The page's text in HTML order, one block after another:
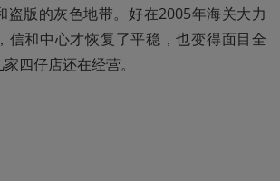
盗版的灰色地带。好在2005年海关大力
信和中心才恢复了平稳，也变得面目全
四仔店还在经营。